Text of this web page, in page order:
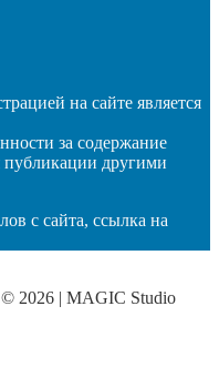
на сайте является
за содержание
другими
с сайта, ссылка на
© 2026 | MAGIC Studio